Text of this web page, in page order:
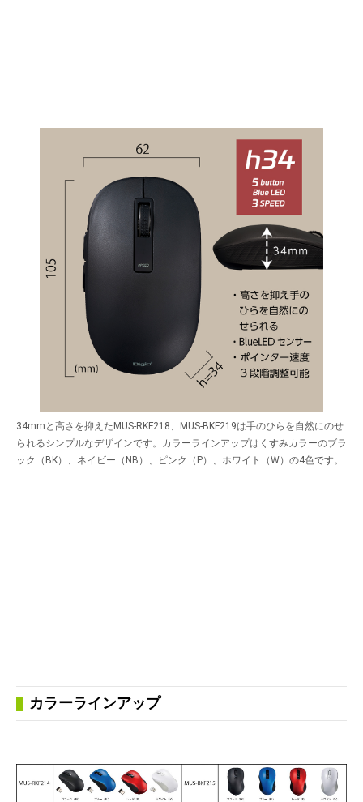
34mmと高さを抑えたMUS-RKF218、MUS-BKF219は手のひらを自然にのせ
られるシンプルなデザインです。カラーラインアップはくすみカラーのブラ
ック（BK）、ネイビー（NB）、ピンク（P）、ホワイト（W）の4色です。
カラーラインアップ